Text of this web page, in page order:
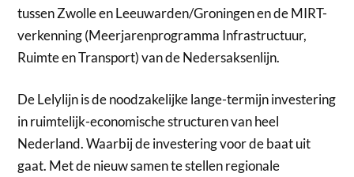
tussen Zwolle en Leeuwarden/Groningen en de MIRT-
verkenning (Meerjarenprogramma Infrastructuur,
Ruimte en Transport) van de Nedersaksenlijn.
De Lelylijn is de noodzakelijke lange-termijn investering
in ruimtelijk-economische structuren van heel
Nederland. Waarbij de investering voor de baat uit
gaat. Met de nieuw samen te stellen regionale